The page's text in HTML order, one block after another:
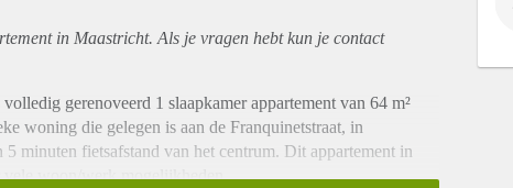
in Maastricht. Als je vragen hebt kun je contact
gerenoveerd 1 slaapkamer appartement van 64 m²
woning die gelegen is aan de Franquinetstraat, in
minuten fietsafstand van het centrum. Dit appartement in
woon/werk mogelijkheden.